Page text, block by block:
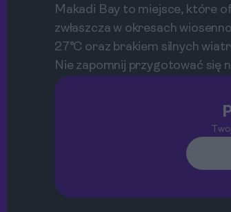
Makadi Bay to miejsce, które
zwłaszcza w okresach
27°C oraz brakiem silnych
Nie zapomnij przygotować się